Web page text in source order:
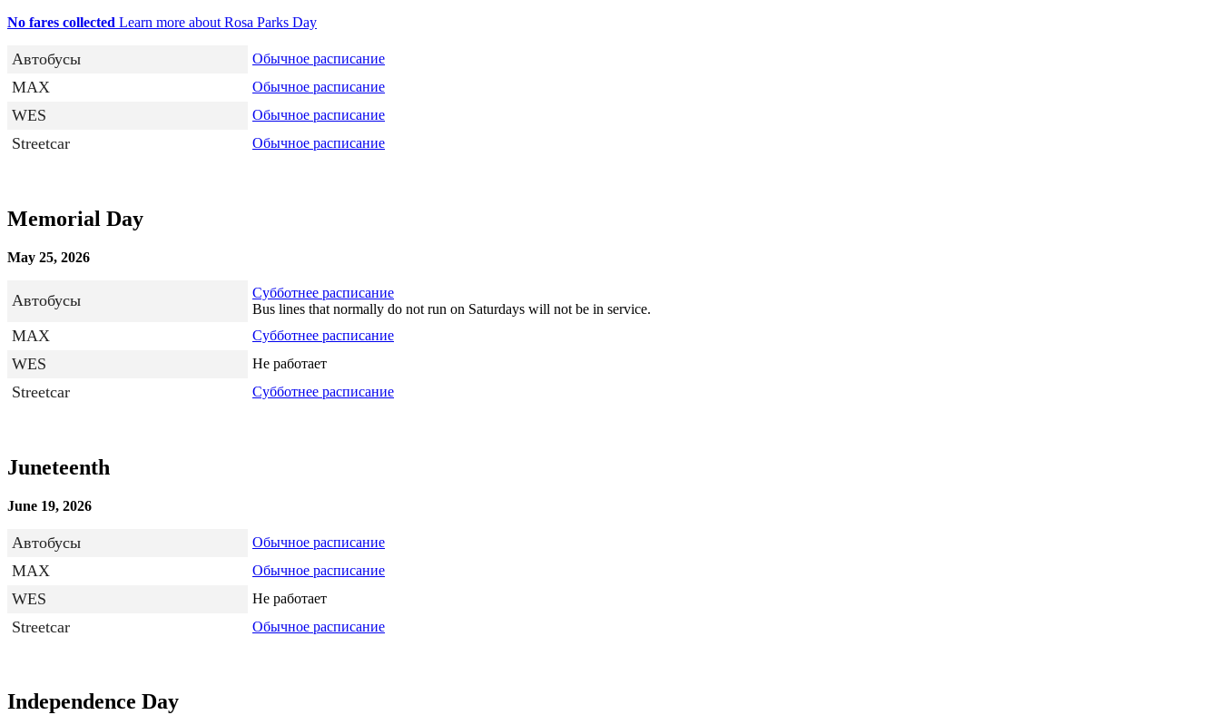
No fares collected Learn more about Rosa Parks Day
Автобусы Обычное расписание
MAX Обычное расписание
WES Обычное расписание
Streetcar Обычное расписание
Memorial Day
May 25, 2026
Автобусы
Субботнее расписание
Bus lines that normally do not run on Saturdays will not be in service.
MAX Субботнее расписание
WES Не работает
Streetcar Субботнее расписание
Juneteenth
June 19, 2026
Автобусы Обычное расписание
MAX Обычное расписание
WES Не работает
Streetcar Обычное расписание
Independence Day